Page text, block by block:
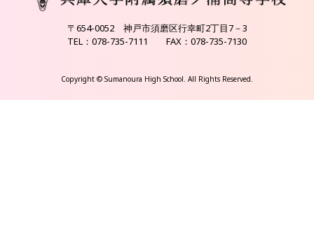
〒654-0052 神戸市須磨区行幸町2丁目7－3
TEL：078-735-7111 FAX：078-735-7130
Copyright © Sumanoura High School. All Rights Reserved.